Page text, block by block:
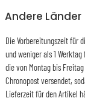
Andere Länder
Die Vorbereitungszeit für
und weniger als 1
die von Montag bis
Chronopost versendet,
Lieferzeit für den Artikel